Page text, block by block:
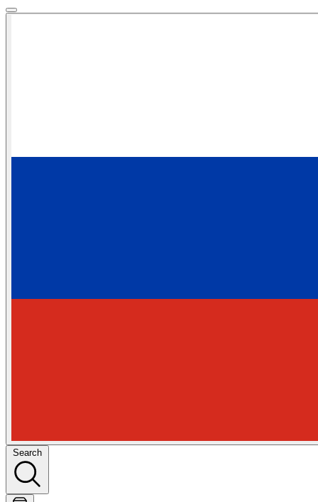
Search